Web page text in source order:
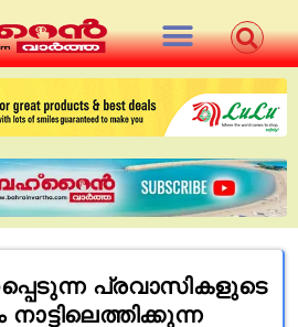
പ്രവാസികളുടെ